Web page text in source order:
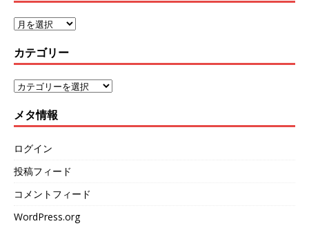
カテゴリー
メタ情報
ログイン
投稿フィード
コメントフィード
WordPress.org